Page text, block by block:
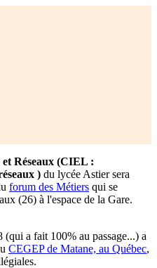
Réseaux (CIEL :
) du lycée Astier sera
forum des Métiers qui se
(26) à l'espace de la Gare.
a fait 100% au passage...) a
CEGEP de Matane, au Québec,